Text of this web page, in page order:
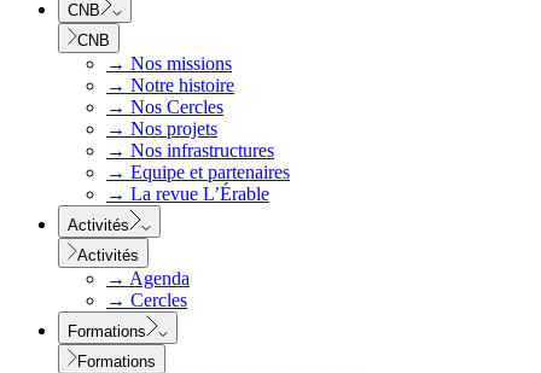
CNB
CNB
→ Nos missions
→ Notre histoire
→ Nos Cercles
→ Nos projets
→ Nos infrastructures
→ Equipe et partenaires
→ La revue L’Érable
Activités
Activités
→ Agenda
→ Cercles
Formations
Formations